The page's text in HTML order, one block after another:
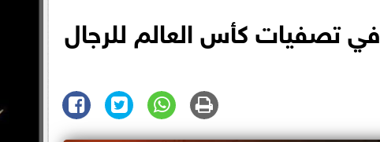
قائمة منتخب مصر لكرة السلة 3x3 في تصفيات كأس العالم للرجال